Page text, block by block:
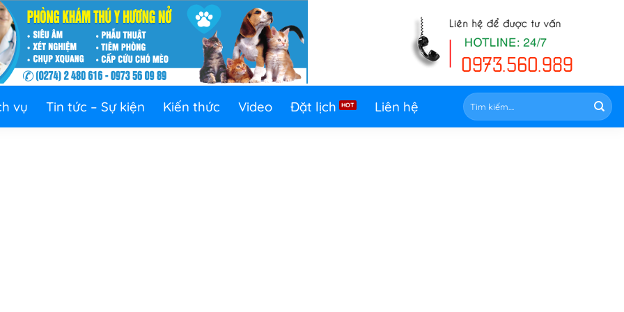
vụ Tin tức – Sự kiện Kiến thức Video Đặt lịch Liên hệ
Tìm
kiếm: